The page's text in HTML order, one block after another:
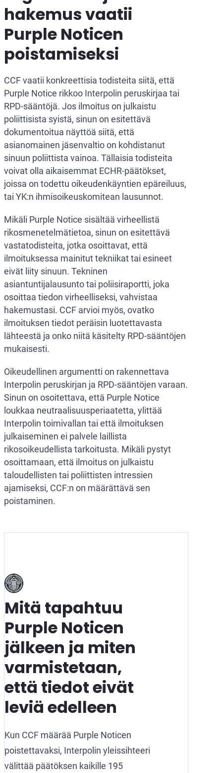
hakemus vaatii
Purple Noticen
poistamiseksi
CCF vaatii konkreettisia todisteita siitä, että
Purple Notice rikkoo Interpolin peruskirjaa tai
RPD-sääntöjä. Jos ilmoitus on julkaistu
poliittisista syistä, sinun on esitettävä
dokumentoitua näyttöä siitä, että
asianomainen jäsenvaltio on kohdistanut
sinuun poliittista vainoa. Tällaisia todisteita
voivat olla aikaisemmat ECHR-päätökset,
joissa on todettu oikeudenkäyntien epäreiluus,
tai YK:n ihmisoikeuskomitean lausunnot.
Mikäli Purple Notice sisältää virheellistä
rikosmenetelmätietoa, sinun on esitettävä
vastatodisteita, jotka osoittavat, että
ilmoituksessa mainitut tekniikat tai esineet
eivät liity sinuun. Tekninen
asiantuntijalausunto tai poliisiraportti, joka
osoittaa tiedon virheelliseksi, vahvistaa
hakemustasi. CCF arvioi myös, ovatko
ilmoituksen tiedot peräisin luotettavasta
lähteestä ja onko niitä käsitelty RPD-sääntöjen
mukaisesti.
Oikeudellinen argumentti on rakennettava
Interpolin peruskirjan ja RPD-sääntöjen varaan.
Sinun on osoitettava, että Purple Notice
loukkaa neutraalisuusperiaatetta, ylittää
Interpolin toimivallan tai että ilmoituksen
julkaiseminen ei palvele laillista
rikosoikeudellista tarkoitusta. Mikäli pystyt
osoittamaan, että ilmoitus on julkaistu
taloudellisten tai poliittisten intressien
ajamiseksi, CCF:n on määrättävä sen
poistaminen.
Mitä tapahtuu
Purple Noticen
jälkeen ja miten
varmistetaan,
että tiedot eivät
leviä edelleen
Kun CCF määrää Purple Noticen
poistettavaksi, Interpolin yleissihteeri
välittää päätöksen kaikille 195